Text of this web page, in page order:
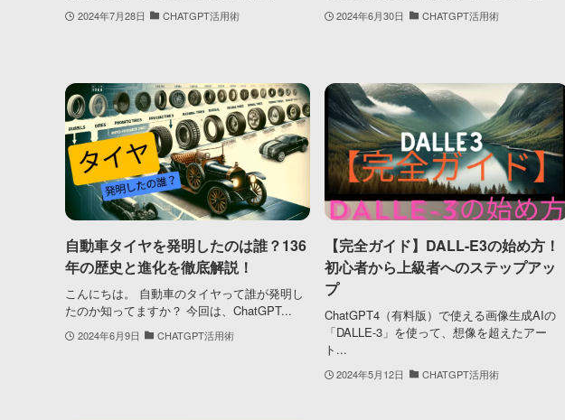
2024年7月28日 CHATGPT活用術 2024年6月30日 CHATGPT活用術
自動車タイヤを発明したのは誰？136
年の歴史と進化を徹底解説！
こんにちは。 自動車のタイヤって誰が発明し
たのか知ってますか？ 今回は、ChatGPT...
2024年6月9日 CHATGPT活用術
【完全ガイド】DALL-E3の始め方！
初心者から上級者へのステップアッ
プ
ChatGPT4（有料版）で使える画像生成AIの
「DALLE-3」を使って、想像を超えたアー
ト...
2024年5月12日 CHATGPT活用術